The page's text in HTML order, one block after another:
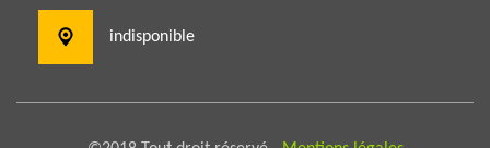
indisponible